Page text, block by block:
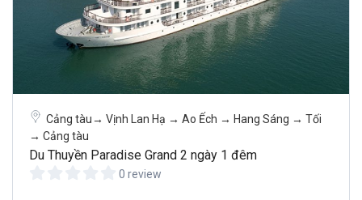
Cảng tàu→ Vịnh Lan Hạ → Ao Ếch → Hang Sáng → Tối
→ Cảng tàu
Du Thuyền Paradise Grand 2 ngày 1 đêm
0 review